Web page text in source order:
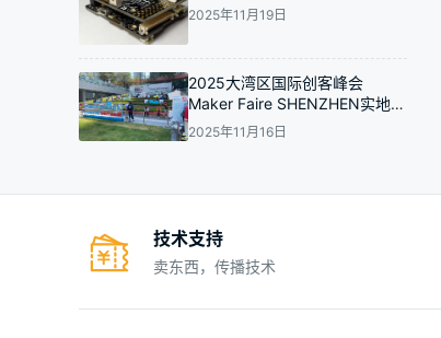
2025年11月19日
2025大湾区国际创客峰会
Maker Faire SHENZHEN实地走
访拍摄图集-小钉锤创造迷
2025年11月16日
技术支持
卖东西，传播技术